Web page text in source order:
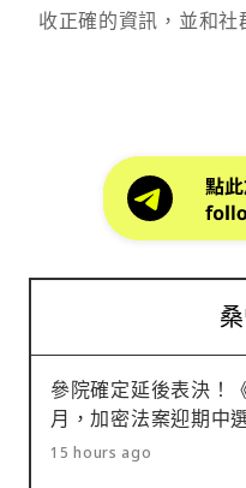
收正確的資訊，並和
參院確定延後表決！
月，加密法案迎期中
15 hours ago